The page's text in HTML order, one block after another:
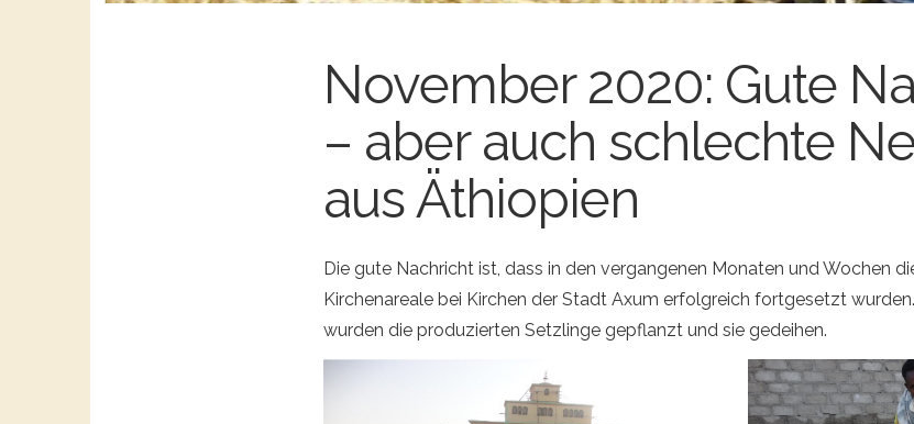
November 2020: Gute
– aber auch schlechte
aus Äthiopien
Die gute Nachricht ist, dass in den vergangenen Monaten und Wochen
Kirchenareale bei Kirchen der Stadt Axum erfolgreich fortgesetzt
wurden die produzierten Setzlinge gepflanzt und sie gedeihen.